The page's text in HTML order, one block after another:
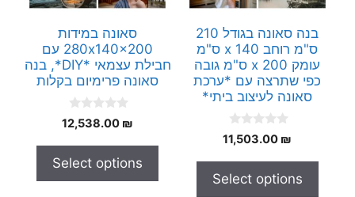
בנה סאונה בגודל 210
ס"מ רוחב x 140 ס"מ
עומק x 200 ס"מ גובה
כפי שתרצה עם *ערכת
סאונה לעיצוב ביתי*
0
o
o
11,503.00 ₪
Select options
סאונה במידות
280x140x200 עם
חבילת עצמאי *DIY*, בנה
סאונה פרימיום בקלות
0
o
o
12,538.00 ₪
Select options